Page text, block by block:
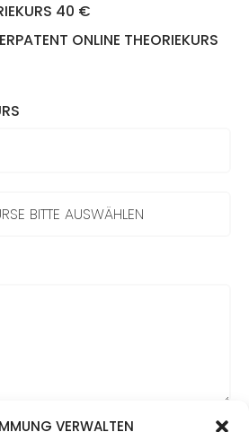
VERWALTEN
40 €
ONLINE THEORIEKURS